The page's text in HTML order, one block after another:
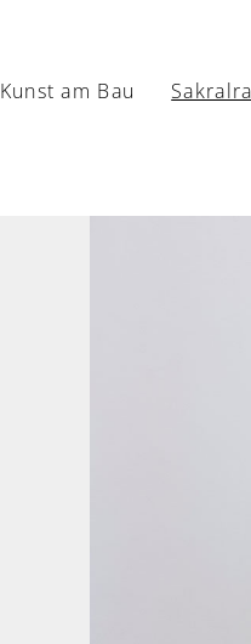
Kunst am Bau